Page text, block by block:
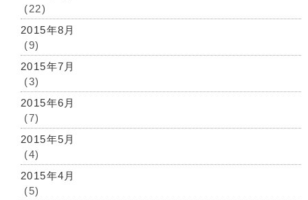
(22)
2015年8月
(9)
2015年7月
(3)
2015年6月
(7)
2015年5月
(4)
2015年4月
(5)